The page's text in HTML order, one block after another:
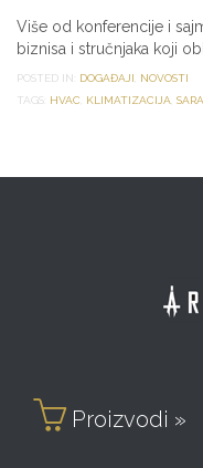
Više od konferencije i
biznisa i stručnjaka koji
POSTED IN: DOGAĐAJI
NOVOSTI
TAGS: HVAC KLIMATIZACIJA
 Proizvodi »